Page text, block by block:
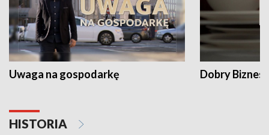
Uwaga na gospodarkę Dobry Biznes
HISTORIA